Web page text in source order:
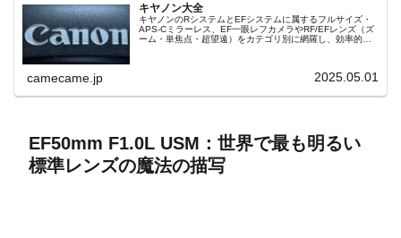
キヤノン大全
キヤノンのRシステムとEFシステムに属するフルサイズ・
APS-Cミラーレス、EF一眼レフカメラやRF/EFレンズ（ズ
ーム・単焦点・超望遠）をカテゴリ別に網羅し、効率的に
camecame.jp 2025.05.01
EF50mm F1.0L USM：世界で最も明るい
標準レンズの魔法の描写